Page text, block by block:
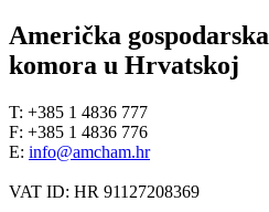
Američka gospodarska
komora u Hrvatskoj
T: +385 1 4836 777
F: +385 1 4836 776
E: info@amcham.hr
VAT ID: HR 91127208369